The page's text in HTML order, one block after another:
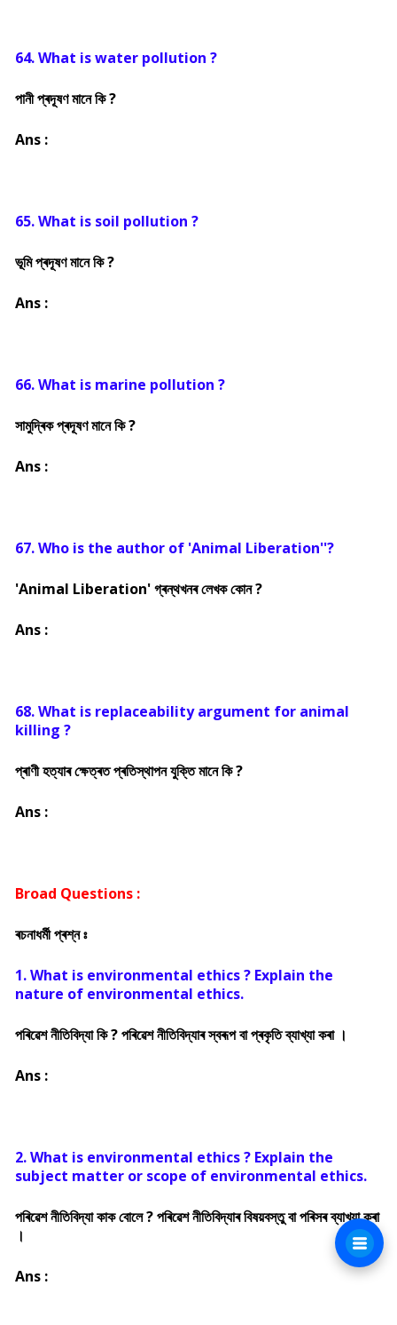
64. What is water pollution ?
পানী প্ৰদূষণ মানেকি ?
Ans :
65. What is soil pollution ?
ভূমি প্ৰদূষণ মানে কি ?
Ans :
66. What is marine pollution ?
সামুদ্ৰিক প্ৰদূষণ মানে কি ?
Ans :
67. Who is the author of 'Animal Liberation''?
'Animal Liberation' গ্ৰন্থখনৰ লেখক কোন ?
Ans :
68. What is replaceability argument for animal
killing ?
প্ৰাণী হত্যাৰ ক্ষেত্ৰত প্ৰতিস্থাপন যুক্তি মানে কি ?
Ans :
Broad Questions :
ৰচনাধৰ্মী প্ৰশ্ন ঃ
1. What is environmental ethics ? Explain the
nature of environmental ethics.
পৰিৱেশ নীতিবিদ্যা কি ? পৰিৱেশ নীতিবিদ্যাৰ স্বৰূপ বা প্ৰকৃতি ব্যাখ্যা কৰা ।
Ans :
2. What is environmental ethics ? Explain the
subject matter or scope of environmental ethics.
পৰিৱেশ নীতিবিদ্যা কাক বোলে ? পৰিৱেশ নীতিবিদ্যাৰ বিষয়বস্তু বা পৰিসৰ ব্যাখ্যা কৰা
।
Ans :